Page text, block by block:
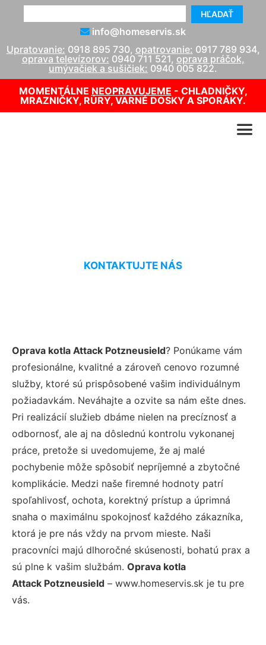
HĽADAŤ
info@homeservis.sk
Upratovanie: 0918 895 730, opatrovanie: 0917 789 934,
oprava televízorov: 0940 711 521, oprava práčok,
umývačiek a sušičiek: 0940 005 822.
MOMENTÁLNE NEOPRAVUJEME - CHLADNIČKY,
MRAZNIČKY, RÚRY, VARNÉ DOSKY A SPORÁKY.
KONTAKTUJTE NÁS
Oprava kotla Attack Potzneusield? Ponúkame vám
profesionálne, kvalitné a zároveň cenovo rozumné
služby, ktoré sú prispôsobené vašim individuálnym
požiadavkám. Neváhajte a ozvite sa nám ešte dnes.
Pri realizácií služieb dbáme nielen na precíznosť a
odbornosť, ale aj na dôslednú kontrolu vykonanej
práce, pretože si uvedomujeme, že aj malé
pochybenie môže spôsobiť nepríjemné a zbytočné
komplikácie. Medzi naše firemné hodnoty patrí
spoľahlivosť, ochota, korektný prístup a úprimná
snaha o maximálnu spokojnosť každého zákazníka,
ktorá je pre nás vždy na prvom mieste. Naši
pracovníci majú dlhoročné skúsenosti, bohatú prax a
sú plne k vašim službám. Oprava kotla
Attack Potzneusield – www.homeservis.sk je tu pre
vás.